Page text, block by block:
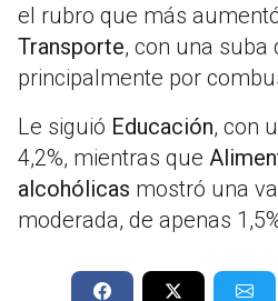
el rubro que más
Transporte, con una suba
principalmente por
Le siguió Educación, con
4,2%, mientras que
alcohólicas mostró una
moderada, de apenas